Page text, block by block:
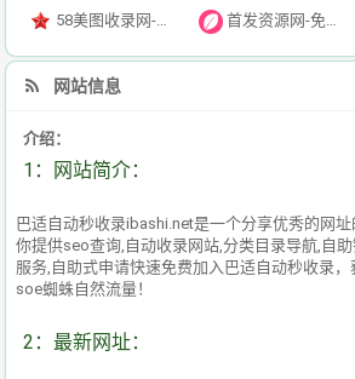
58美图收录网-自动收录网站-流量交换-自动链 首发资源网-免费资源下载-最新php源码下载-热门资源下载
网站信息
介绍：
1：网站简介：
巴适自动秒收录ibashi.net是一个分享优秀的网
你提供seo查询,自动收录网站,分类目录导航,自
服务,自助式申请快速免费加入巴适自动秒收录
soe蜘蛛自然流量！
2：最新网址：